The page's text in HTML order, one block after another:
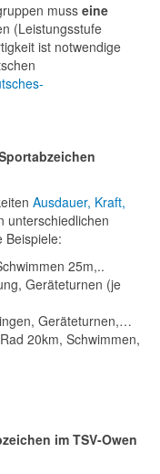
musseine
(Leistungsstufe
ist notwendige
Ausdauer, Kraft,
unterschiedlichen
Beispiele:
25m,..
Geräteturnen (je
Geräteturnen,…
20km, Schwimmen,
im TSV-Owen